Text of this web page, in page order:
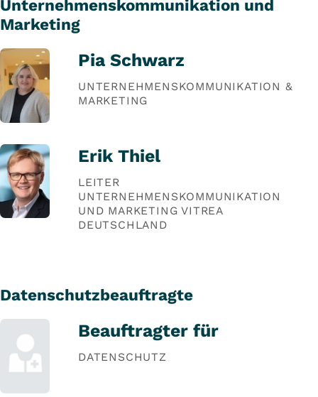
Unternehmenskommunikation und
Marketing
Pia Schwarz
UNTERNEHMENSKOMMUNIKATION &
MARKETING
Erik Thiel
LEITER
UNTERNEHMENSKOMMUNIKATION
UND MARKETING VITREA
DEUTSCHLAND
Datenschutzbeauftragte
Beauftragter für
DATENSCHUTZ